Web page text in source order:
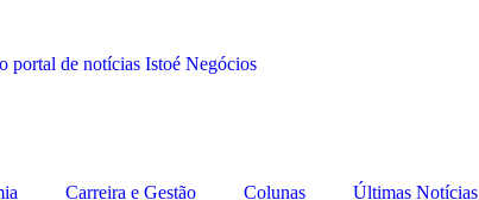
Carreira e Gestão Colunas Últimas Notícias